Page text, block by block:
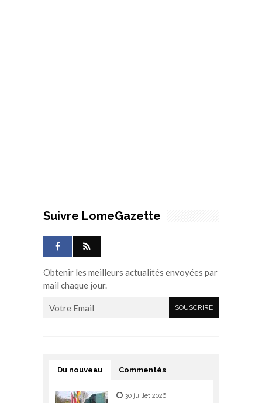
Suivre LomeGazette
Obtenir les meilleurs actualités envoyées par
mail chaque jour.
Du nouveau Commentés
30 juillet 2026 ,